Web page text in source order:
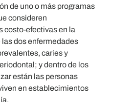
de uno o más programas
consideren
costo-efectivas en la
las dos enfermedades
caries y
y dentro de los
están las personas
en establecimientos